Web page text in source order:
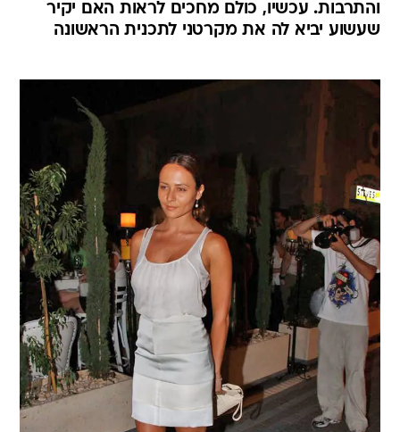
והתרבות. עכשיו, כולם מחכים לראות האם יקיר
שעשוע יביא לה את מקרטני לתכנית הראשונה